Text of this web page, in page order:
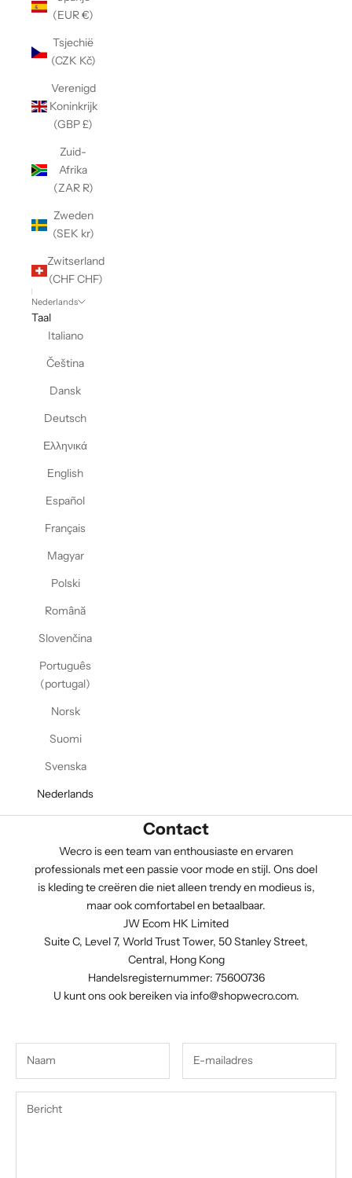
(EUR €)
Tsjechië
(CZK Kč)
Verenigd
Koninkrijk
(GBP £)
Zuid-
Afrika
(ZAR R)
Zweden
(SEK kr)
Zwitserland
(CHF CHF)
Nederlands
Taal
Italiano
Čeština
Dansk
Deutsch
Ελληνικά
English
Español
Français
Magyar
Polski
Română
Slovenčina
Português
(portugal)
Norsk
Suomi
Svenska
Nederlands
Contact
Wecro is een team van enthousiaste en ervaren
professionals met een passie voor mode en stijl. Ons doel
is kleding te creëren die niet alleen trendy en modieus is,
maar ook comfortabel en betaalbaar.
JW Ecom HK Limited
Suite C, Level 7, World Trust Tower, 50 Stanley Street,
Central, Hong Kong
Handelsregisternummer: 75600736
U kunt ons ook bereiken via info@shopwecro.com.